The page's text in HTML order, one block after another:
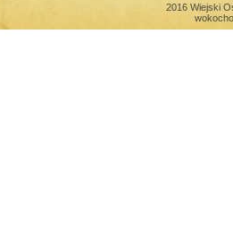
2016 Wiejski